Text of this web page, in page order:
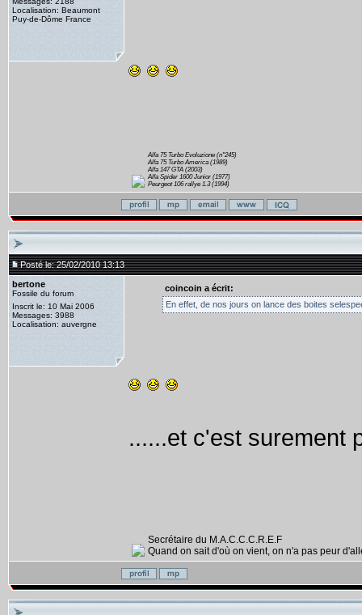
Localisation: Beaumont
Puy-de-Dôme France
Alfa 75 Turbo Evoluzione (n°245)
Alfa 75 Turbo America (1989)
Alfa 147 GTA (2003)
Alfa Spider 1600 Junior (1977)
Peurgeot 106 rallye 1.3 (1994)
Posté le: 25/02/2010 13:13
bertone
Fossile du forum
Inscrit le: 10 Mai 2006
Messages: 3988
Localisation: auvergne
coincoin a écrit:
En effet, de nos jours on lance des boites
......et c'est surement
Secrétaire du M.A.C.C.C.R.E.F
Quand on sait d'où on vient, on n'a pas peur